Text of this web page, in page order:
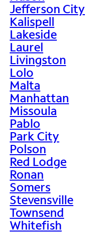
Jefferson City
Kalispell
Lakeside
Laurel
Livingston
Lolo
Malta
Manhattan
Missoula
Pablo
Park City
Polson
Red Lodge
Ronan
Somers
Stevensville
Townsend
Whitefish